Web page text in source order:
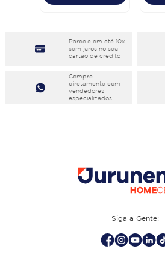
Parcele em eté 10x
sem juros no seu
cartão de crédito
Compre
diretamente com
vendedores
especializados
Siga a Gente: